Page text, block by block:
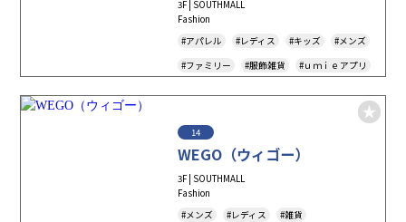
3F | SOUTHMALL
Fashion
#アパレル
#レディス #キッズ
#メンズ
#ファミリー
#服飾雑貨
#ｕｍｉｅアプリ
14
WEGO（ウィゴー）
3F | SOUTHMALL
Fashion
#メンズ
#レディス
#雑貨